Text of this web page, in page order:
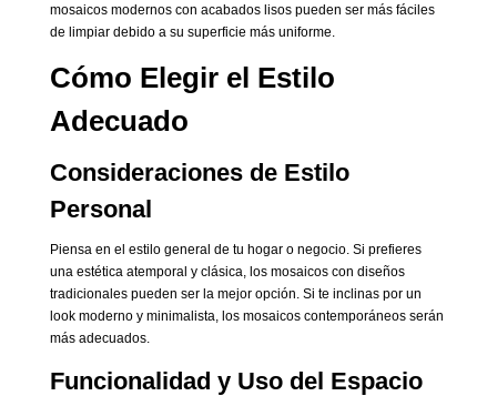
mosaicos modernos con acabados lisos pueden ser más fáciles
de limpiar debido a su superficie más uniforme.
Cómo Elegir el Estilo
Adecuado
Consideraciones de Estilo
Personal
Piensa en el estilo general de tu hogar o negocio. Si prefieres
una estética atemporal y clásica, los mosaicos con diseños
tradicionales pueden ser la mejor opción. Si te inclinas por un
look moderno y minimalista, los mosaicos contemporáneos serán
más adecuados.
Funcionalidad y Uso del Espacio